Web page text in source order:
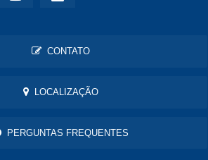
CONTATO
LOCALIZAÇÃO
PERGUNTAS FREQUENTES